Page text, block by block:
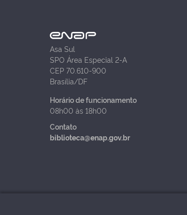
Asa Sul
SPO Área Especial 2-A
CEP 70.610-900
Brasília/DF
Horário de funcionamento
08h00 às 18h00
Contato
biblioteca@enap.gov.br